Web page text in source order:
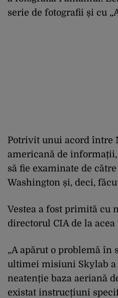
serie de fotografii și cu
Potrivit unui acord între
americană de
să fie examinate de
Washington și, deci,
Vestea a fost primită cu
directorul CIA de la
„A apărut o problemă în
ultimei misiuni Skylab a
neatenție baza aeriană
existat instrucțiuni